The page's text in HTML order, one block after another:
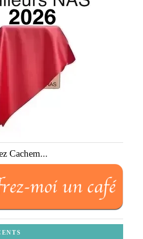
Cachem...